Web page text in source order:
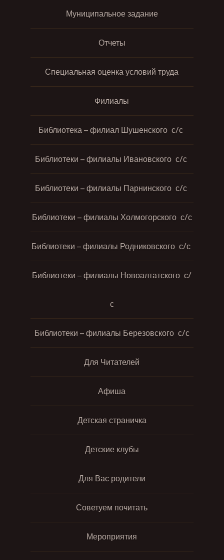
Муниципальное задание
Отчеты
Специальная оценка условий труда
Филиалы
Библиотека – филиал Шушенского с/с
Библиотеки – филиалы Ивановского с/с
Библиотеки – филиалы Парнинского с/с
Библиотеки – филиалы Холмогорского с/с
Библиотеки – филиалы Родниковского с/с
Библиотеки – филиалы Новоалтатского с/
с
Библиотеки – филиалы Березовского с/с
Для Читателей
Афиша
Детская страничка
Детские клубы
Для Вас родители
Советуем почитать
Мероприятия